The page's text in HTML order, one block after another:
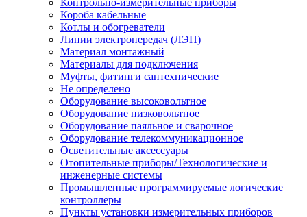
Контрольно-измерительные приборы
Короба кабельные
Котлы и обогреватели
Линии электропередач (ЛЭП)
Материал монтажный
Материалы для подключения
Муфты, фитинги сантехнические
Не определено
Оборудование высоковольтное
Оборудование низковольтное
Оборудование паяльное и сварочное
Оборудование телекоммуникационное
Осветительные аксессуары
Отопительные приборы/Технологические и
инженерные системы
Промышленные программируемые логические
контроллеры
Пункты установки измерительных приборов